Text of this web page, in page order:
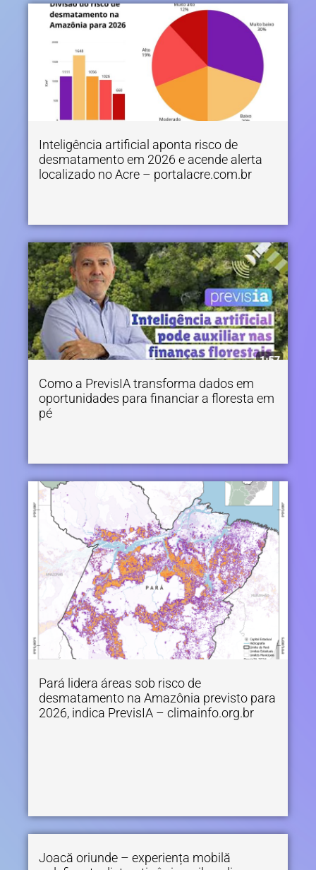
Inteligência artificial aponta risco de
desmatamento em 2026 e acende alerta
localizado no Acre – portalacre.com.br
Como a PrevisIA transforma dados em
oportunidades para financiar a floresta em
pé
Pará lidera áreas sob risco de
desmatamento na Amazônia previsto para
2026, indica PrevisIA – climainfo.org.br
Joacă oriunde – experiența mobilă